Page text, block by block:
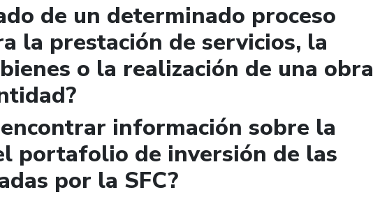
de un determinado proceso
la prestación de servicios, la
o la realización de una obra
información sobre la
portafolio de inversión de las
por la SFC?